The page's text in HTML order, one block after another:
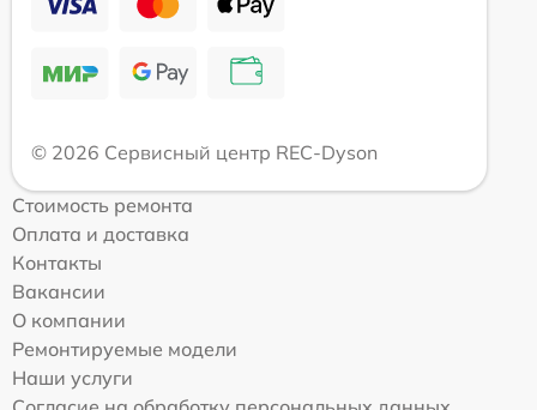
© 2026 Сервисный центр REC-Dyson
Стоимость ремонта
Оплата и доставка
Контакты
Вакансии
О компании
Ремонтируемые модели
Наши услуги